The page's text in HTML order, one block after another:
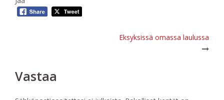
navigation
Eksyksissä omassa laulussa
Vastaa